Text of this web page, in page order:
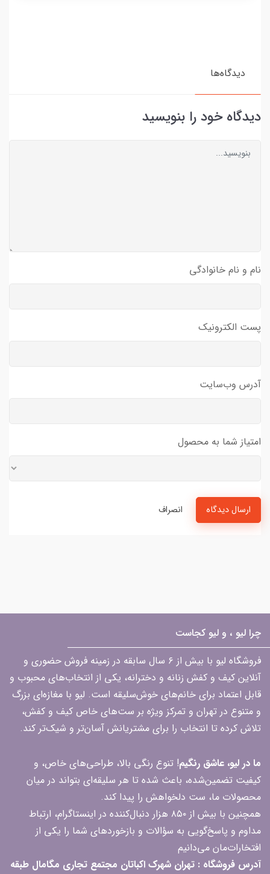
دیدگاه‌ها
دیدگاه خود را بنویسید
نام و نام خانوادگی
پست الکترونیک
آدرس وب‌سایت
امتیاز شما به محصول
ارسال دیدگاه انصراف
چرا لیو ، و لیو کجاست
فروشگاه لیو با بیش از ۶ سال سابقه در زمینه فروش حضوری و
آنلاین کیف و کفش زنانه و دخترانه، یکی از انتخاب‌های محبوب و
قابل اعتماد برای خانم‌های خوش‌سلیقه است. لیو با مغازه‌ای بزرگ
و متنوع در تهران و تمرکز ویژه بر ست‌های خاص کیف و کفش،
تلاش کرده تا انتخاب را برای مشتریانش آسان‌تر و شیک‌تر کند.
ما در لیو، عاشق رنگیم! تنوع رنگی بالا، طراحی‌های خاص، و
کیفیت تضمین‌شده، باعث شده تا هر سلیقه‌ای بتواند در میان
محصولات ما، ست دلخواهش را پیدا کند.
همچنین با بیش از ۸۵۰ هزار دنبال‌کننده در اینستاگرام، ارتباط
مداوم و پاسخ‌گویی به سؤالات و بازخوردهای شما را یکی از
افتخارات‌مان می‌دانیم
آدرس فروشگاه : تهران شهرک اکباتان مجتمع تجاری مگامال طبقه